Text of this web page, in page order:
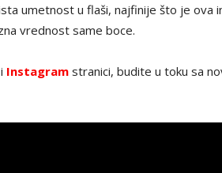
umetnost u flaši, najfinije što je ova
vrednost same boce.
i Instagram stranici, budite u toku sa